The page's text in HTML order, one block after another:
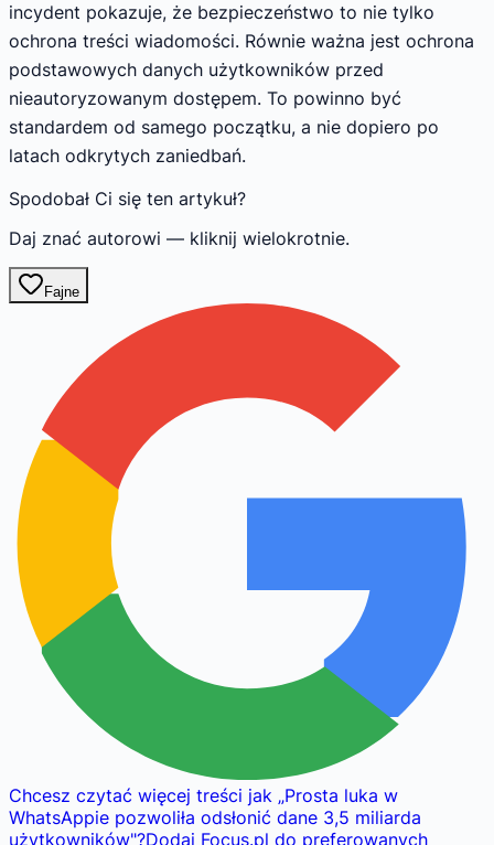
incydent pokazuje, że bezpieczeństwo to nie tylko
ochrona treści wiadomości. Równie ważna jest ochrona
podstawowych danych użytkowników przed
nieautoryzowanym dostępem. To powinno być
standardem od samego początku, a nie dopiero po
latach odkrytych zaniedbań.
Spodobał Ci się ten artykuł?
Daj znać autorowi — kliknij wielokrotnie.
Fajne
Chcesz czytać więcej treści jak „Prosta luka w
WhatsAppie pozwoliła odsłonić dane 3,5 miliarda
użytkowników"?Dodaj Focus.pl do preferowanych